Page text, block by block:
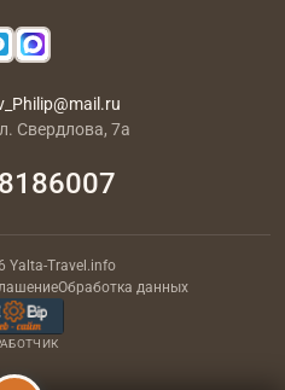
Свердлова, 7а
Yalta-Travel.info
Обработка данных